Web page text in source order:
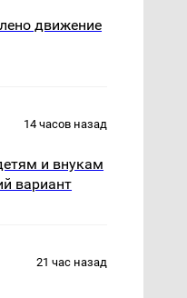
движение
14 часов назад
и внукам
вариант
21 час назад